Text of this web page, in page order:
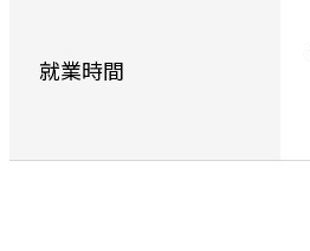
就業時間